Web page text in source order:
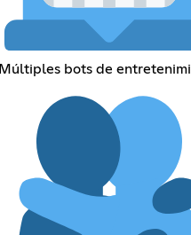
Múltiples bots de